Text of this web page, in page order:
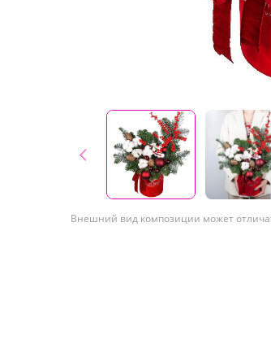
Внешний вид композиции может